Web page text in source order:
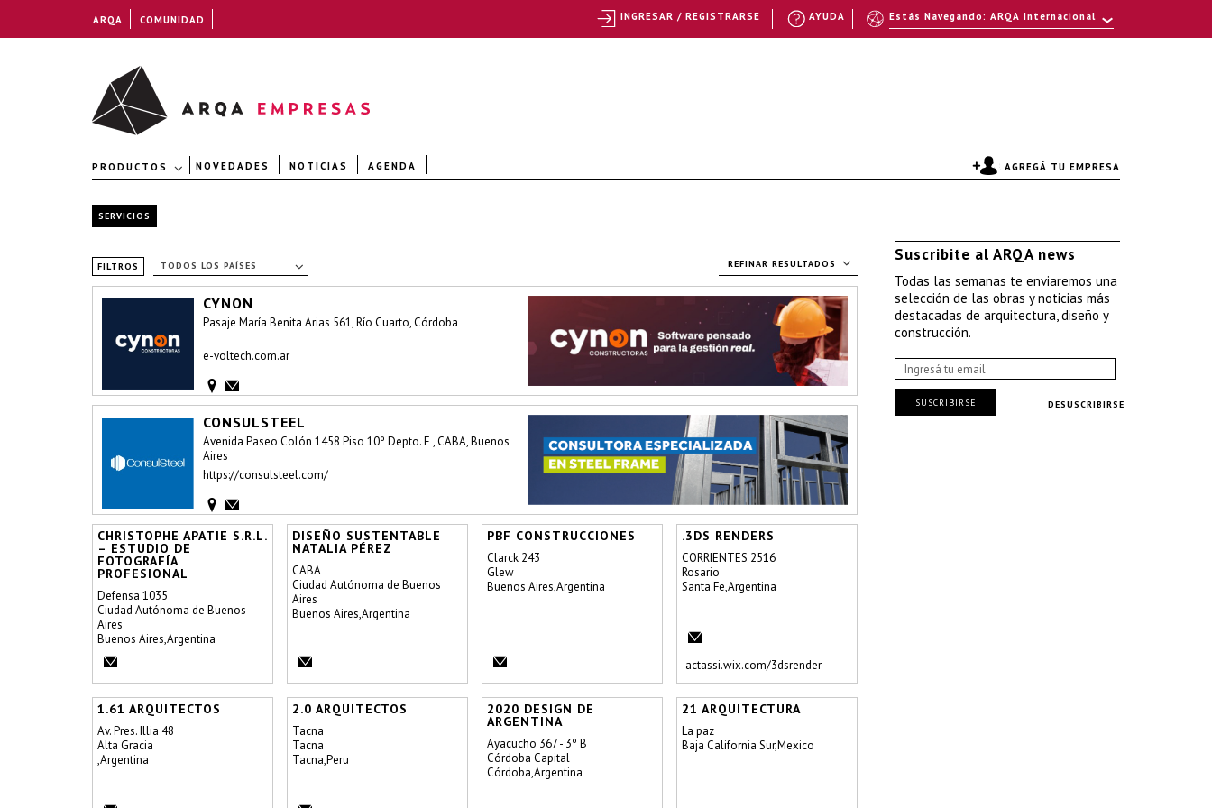
PRODUCTOS NOVEDADES NOTICIAS AGENDA AGREGÁ TU EMPRESA
SERVICIOS
FILTROS TODOS LOS PAÍSES REFINAR RESULTADOS
CYNON
Pasaje María Benita Arias 561, Río Cuarto, Córdoba
e-voltech.com.ar
CONSULSTEEL
Avenida Paseo Colón 1458 Piso 10º Depto. E , CABA, Buenos
Aires
https://consulsteel.com/
CHRISTOPHE APATIE S.R.L.
– ESTUDIO DE
FOTOGRAFÍA
PROFESIONAL
Defensa 1035
Ciudad Autónoma de Buenos
Aires
Buenos Aires,Argentina
DISEÑO SUSTENTABLE
NATALIA PÉREZ
CABA
Ciudad Autónoma de Buenos
Aires
Buenos Aires,Argentina
PBF CONSTRUCCIONES
Clarck 243
Glew
Buenos Aires,Argentina
.3DS RENDERS
CORRIENTES 2516
Rosario
Santa Fe,Argentina
actassi.wix.com/3dsrender
1.61 ARQUITECTOS
Av. Pres. Illia 48
Alta Gracia
,Argentina
2.0 ARQUITECTOS
Tacna
Tacna
Tacna,Peru
2020 DESIGN DE
ARGENTINA
Ayacucho 367 - 3º B
Córdoba Capital
Córdoba,Argentina
21 ARQUITECTURA
La paz
Baja California Sur,Mexico
Suscribite al ARQA news
Todas las semanas te enviaremos una
selección de las obras y noticias más
destacadas de arquitectura, diseño y
construcción.
DESUSCRIBIRSE
SUSCRIBIRSE
ARQA COMUNIDAD Estás Navegando: ARQA Internacional
AYUDA
INGRESAR / REGISTRARSE